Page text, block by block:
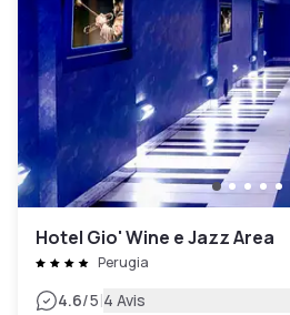
Hotel Gio' Wine e Jazz Area
Perugia
4.6/5|4 Avis